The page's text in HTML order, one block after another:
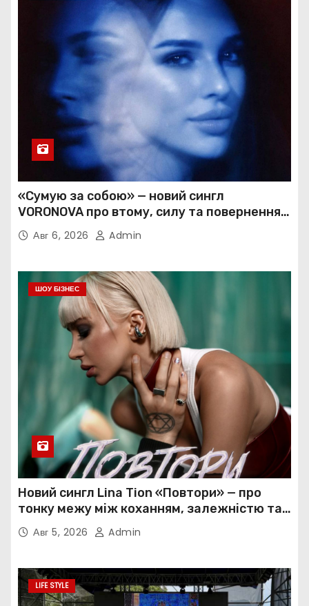
«Сумую за собою» — новий сингл
VORONOVA про втому, силу та повернення
до себе
Авг 6, 2026 Admin
ШОУ БІЗНЕС
Новий сингл Lina Tion «Повтори» — про
тонку межу між коханням, залежністю та
нав’язливою прив’язаністю
Авг 5, 2026 Admin
LIFE STYLE